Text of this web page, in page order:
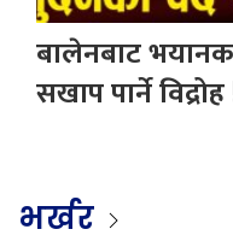
बालेनबाट भयानक
सखाप पार्ने
भर्खर